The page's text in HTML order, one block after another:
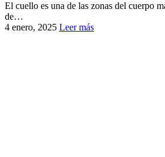
El cuello es una de las zonas del cuerpo
de…
4 enero, 2025 Leer más